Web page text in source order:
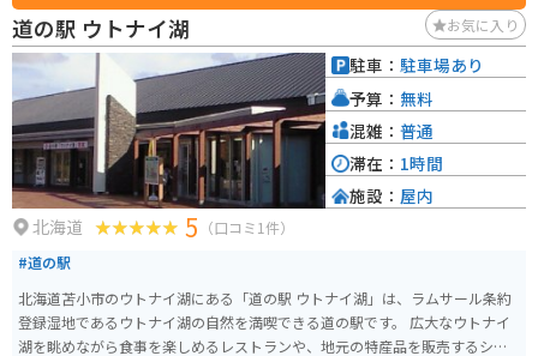
道の駅 ウトナイ湖 お気に入り
北海道 5 （口コミ1件）
#道の駅
北海道苫小市のウトナイ湖にある「道の駅 ウトナイ湖」は、ラムサール条約
登録湿地であるウトナイ湖の自然を満喫できる道の駅です。 広大なウトナイ
湖を眺めながら食事を楽しめるレストランや、地元の特産品を販売するショ
駐車： 駐車場あり
予算： 無料
混雑： 普通
滞在： 1時間
施設： 屋内